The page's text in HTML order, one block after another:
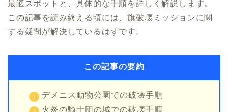
最適スポットと、具体的な手順を詳しく解説します。
この記事を読み終える頃には、旗破壊ミッションに関
する疑問が解決しているはずです。
この記事の要約
デメニス動物公園での破壊手順
火炎の騎士団の城での破壊手順